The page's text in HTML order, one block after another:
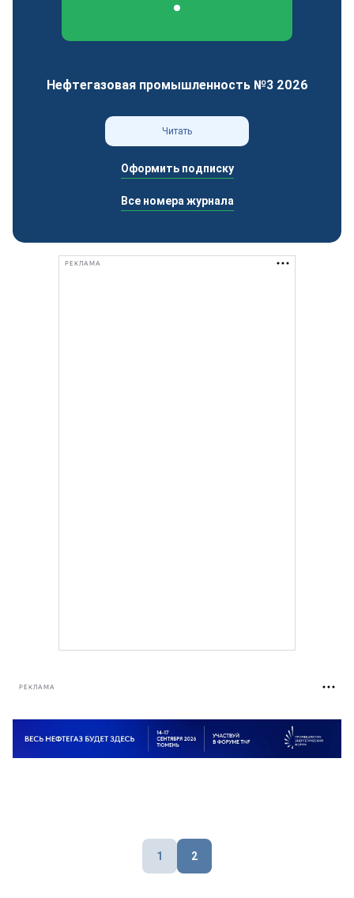
Нефтегазовая промышленность №3 2026
Читать
Оформить подписку
Все номера журнала
РЕКЛАМА
РЕКЛАМА
1 2